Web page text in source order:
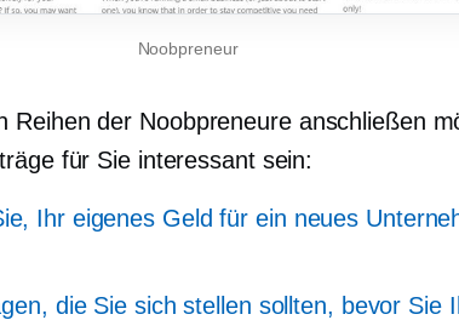
Noobpreneur
Reihen der Noobpreneure anschließen
für Sie interessant sein:
Ihr eigenes Geld für ein neues
die Sie sich stellen sollten, bevor Sie